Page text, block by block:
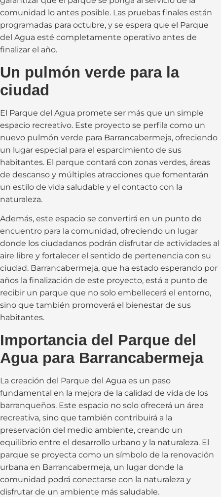
comunidad lo antes posible. Las pruebas finales están
programadas para octubre, y se espera que el Parque
del Agua esté completamente operativo antes de
finalizar el año.
Un pulmón verde para la
ciudad
El Parque del Agua promete ser más que un simple
espacio recreativo. Este proyecto se perfila como un
nuevo pulmón verde para Barrancabermeja, ofreciendo
un lugar especial para el esparcimiento de sus
habitantes. El parque contará con zonas verdes, áreas
de descanso y múltiples atracciones que fomentarán
un estilo de vida saludable y el contacto con la
naturaleza.
Además, este espacio se convertirá en un punto de
encuentro para la comunidad, ofreciendo un lugar
donde los ciudadanos podrán disfrutar de actividades al
aire libre y fortalecer el sentido de pertenencia con su
ciudad. Barrancabermeja, que ha estado esperando por
años la finalización de este proyecto, está a punto de
recibir un parque que no solo embellecerá el entorno,
sino que también promoverá el bienestar de sus
habitantes.
Importancia del Parque del
Agua para Barrancabermeja
La creación del Parque del Agua es un paso
fundamental en la mejora de la calidad de vida de los
barranqueños. Este espacio no solo ofrecerá un área
recreativa, sino que también contribuirá a la
preservación del medio ambiente, creando un
equilibrio entre el desarrollo urbano y la naturaleza. El
parque se proyecta como un símbolo de la renovación
urbana en Barrancabermeja, un lugar donde la
comunidad podrá conectarse con la naturaleza y
disfrutar de un ambiente más saludable.